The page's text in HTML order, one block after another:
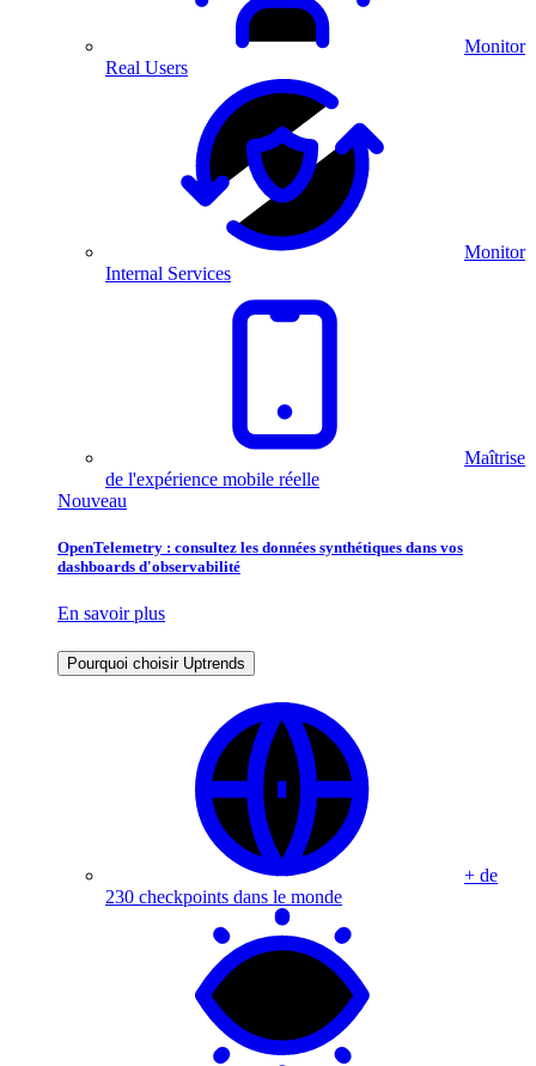
Monitor
Real Users
Monitor
Internal Services
Maîtrise
de l'expérience mobile réelle
Nouveau
OpenTelemetry : consultez les données synthétiques dans vos
dashboards d'observabilité
En savoir plus
Pourquoi choisir Uptrends
+ de
230 checkpoints dans le monde